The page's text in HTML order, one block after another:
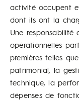
activité occupent
dont ils ont la
Une responsabilité
opérationnelles
premières telles
patrimonial, la
technique, la
dépenses de